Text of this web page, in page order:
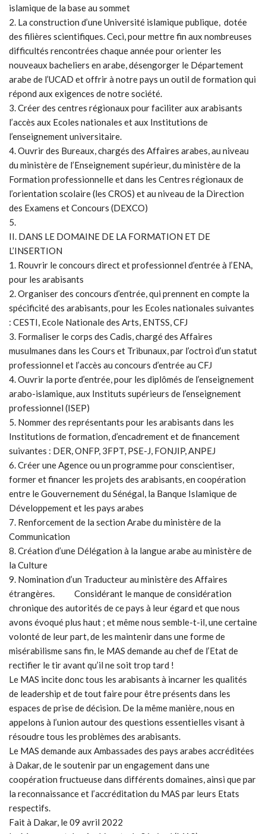
islamique de la base au sommet
2. La construction d’une Université islamique publique, dotée
des filières scientifiques. Ceci, pour mettre fin aux nombreuses
difficultés rencontrées chaque année pour orienter les
nouveaux bacheliers en arabe, désengorger le Département
arabe de l’UCAD et offrir à notre pays un outil de formation qui
répond aux exigences de notre société.
3. Créer des centres régionaux pour faciliter aux arabisants
l’accès aux Ecoles nationales et aux Institutions de
l’enseignement universitaire.
4. Ouvrir des Bureaux, chargés des Affaires arabes, au niveau
du ministère de l’Enseignement supérieur, du ministère de la
Formation professionnelle et dans les Centres régionaux de
l’orientation scolaire (les CROS) et au niveau de la Direction
des Examens et Concours (DEXCO)
5.
II. DANS LE DOMAINE DE LA FORMATION ET DE
L’INSERTION
1. Rouvrir le concours direct et professionnel d’entrée à l’ENA,
pour les arabisants
2. Organiser des concours d’entrée, qui prennent en compte la
spécificité des arabisants, pour les Ecoles nationales suivantes
: CESTI, Ecole Nationale des Arts, ENTSS, CFJ
3. Formaliser le corps des Cadis, chargé des Affaires
musulmanes dans les Cours et Tribunaux, par l’octroi d’un statut
professionnel et l’accès au concours d’entrée au CFJ
4. Ouvrir la porte d’entrée, pour les diplômés de l’enseignement
arabo-islamique, aux Instituts supérieurs de l’enseignement
professionnel (ISEP)
5. Nommer des représentants pour les arabisants dans les
Institutions de formation, d’encadrement et de financement
suivantes : DER, ONFP, 3FPT, PSE-J, FONJIP, ANPEJ
6. Créer une Agence ou un programme pour conscientiser,
former et financer les projets des arabisants, en coopération
entre le Gouvernement du Sénégal, la Banque Islamique de
Développement et les pays arabes
7. Renforcement de la section Arabe du ministère de la
Communication
8. Création d’une Délégation à la langue arabe au ministère de
la Culture
9. Nomination d’un Traducteur au ministère des Affaires
étrangères. Considérant le manque de considération
chronique des autorités de ce pays à leur égard et que nous
avons évoqué plus haut ; et même nous semble-t-il, une certaine
volonté de leur part, de les maintenir dans une forme de
misérabilisme sans fin, le MAS demande au chef de l’Etat de
rectifier le tir avant qu’il ne soit trop tard !
Le MAS incite donc tous les arabisants à incarner les qualités
de leadership et de tout faire pour être présents dans les
espaces de prise de décision. De la même manière, nous en
appelons à l’union autour des questions essentielles visant à
résoudre tous les problèmes des arabisants.
Le MAS demande aux Ambassades des pays arabes accréditées
à Dakar, de le soutenir par un engagement dans une
coopération fructueuse dans différents domaines, ainsi que par
la reconnaissance et l’accréditation du MAS par leurs Etats
respectifs.
Fait à Dakar, le 09 avril 2022